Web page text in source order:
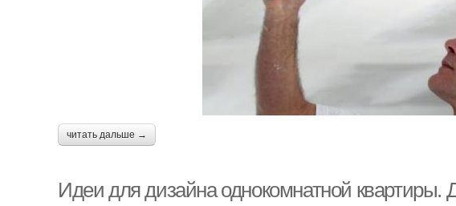
читать дальше →
Идеи для дизайна однокомнатной квартиры.